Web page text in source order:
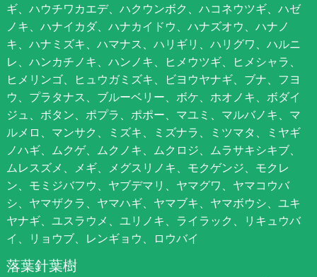
ギ、ハウチワカエデ、ハクウンボク、ハコネウツギ、ハゼ
ノキ、ハナイカダ、ハナカイドウ、ハナズオウ、ハナノ
キ、ハナミズキ、ハマナス、ハリギリ、ハリグワ、ハルニ
レ、ハンカチノキ、ハンノキ、ヒメウツギ、ヒメシャラ、
ヒメリンゴ、ヒュウガミズキ、ビヨウヤナギ、ブナ、フヨ
ウ、プラタナス、ブルーベリー、ボケ、ホオノキ、ボダイ
ジュ、ボタン、ポプラ、ポポー、マユミ、マルバノキ、マ
ルメロ、マンサク、ミズキ、ミズナラ、ミツマタ、ミヤギ
ノハギ、ムクゲ、ムクノキ、ムクロジ、ムラサキシキブ、
ムレスズメ、メギ、メグスリノキ、モクゲンジ、モクレ
ン、モミジバフウ、ヤブデマリ、ヤマグワ、ヤマコウバ
シ、ヤマザクラ、ヤマハギ、ヤマブキ、ヤマボウシ、ユキ
ヤナギ、ユスラウメ、ユリノキ、ライラック、リキュウバ
イ、リョウブ、レンギョウ、ロウバイ
落葉針葉樹